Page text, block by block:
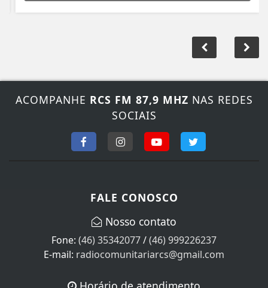
ACOMPANHE RCS FM 87,9 MHZ NAS REDES
SOCIAIS
FALE CONOSCO
Nosso contato
Fone: (46) 35342077/(46) 999226237
E-mail: radiocomunitariarcs@gmail.com